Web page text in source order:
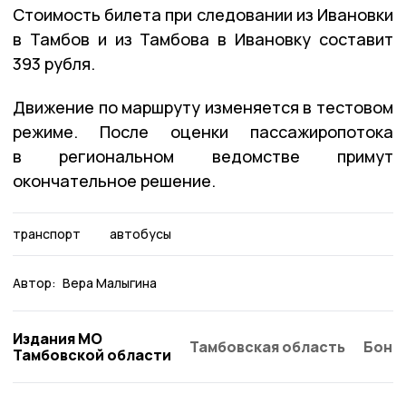
Стоимость билета при следовании из Ивановки
в Тамбов и из Тамбова в Ивановку составит
393 рубля.
Движение по маршруту изменяется в тестовом
режиме. После оценки пассажиропотока
в региональном ведомстве примут
окончательное решение.
транспорт автобусы
Автор: Вера Малыгина
Издания МО
Тамбовской области
Тамбовская область